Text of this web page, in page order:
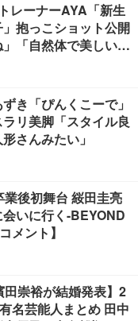
レーナーAYA「新生
抱っこショット公開
」「自然体で美しい」
き「ぴんくこーで」
リ美脚「スタイル良
さんみたい」
後初舞台 䋝田圭亮
いに行く-BEYOND
メント】
田崇裕が結婚発表】2
名芸能人まとめ 田中